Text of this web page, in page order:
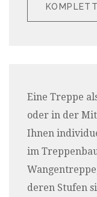
Eine Treppe
oder in der
Ihnen
im
deren Stufen